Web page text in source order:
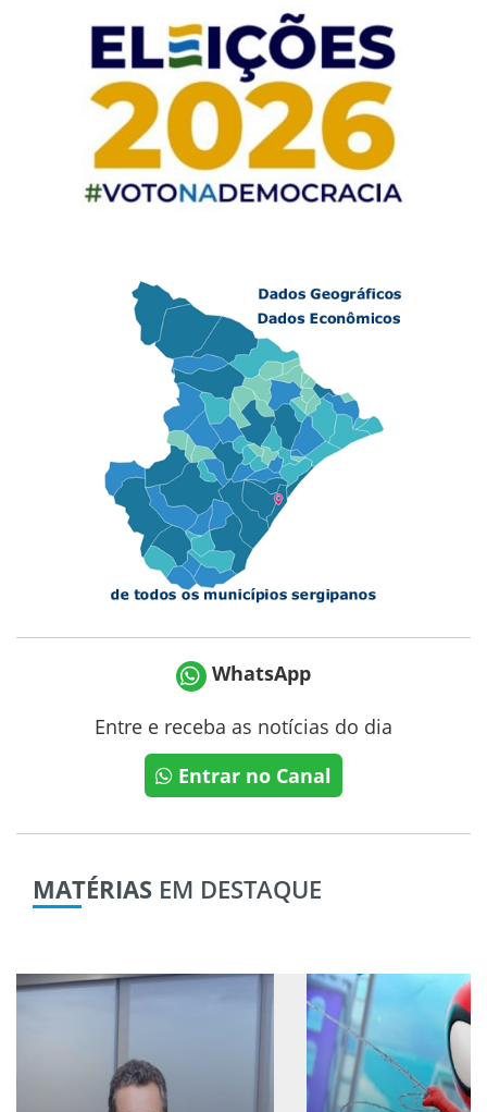
WhatsApp
Entre e receba as notícias do dia
Entrar no Canal
MATÉRIAS EM DESTAQUE